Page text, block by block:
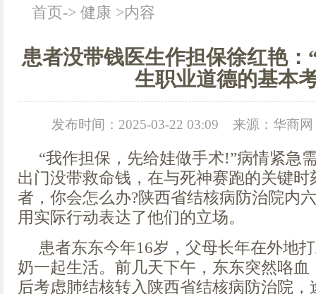
首页-> 健康 >内容
患者没带钱医生作担保徐红艳：
生职业道德的基本
发布时间：2025-03-22 03:09 来源：华商网
“我作担保，先给娃做手术!”病情紧急
出门没带救命钱，在与死神赛跑的关键
者，你会怎么办?陕西省结核病防治院内
用实际行动表达了他们的立场。
患者东东今年16岁，父母长年在外地
奶一起生活。前几天下午，东东突然咯
后考虑肺结核转入陕西省结核病防治院，